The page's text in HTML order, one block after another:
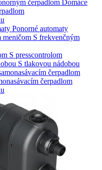
Domáce
Ponorné automaty
S frekvenčným
S presscontrolom
S tlakovou nádobou
čerpadlom